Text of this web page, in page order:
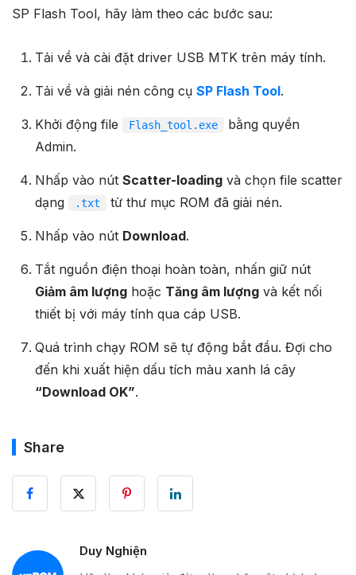
SP Flash Tool, hãy làm theo các bước sau:
Tải về và cài đặt driver USB MTK trên máy tính.
Tải về và giải nén công cụ SP Flash Tool.
Khởi động file Flash_tool.exe
bằng quyền
Admin.
Nhấp vào nút Scatter-loadingvà chọn file scatter
dạng
.txt từ thư mục ROM đã giải nén.
Nhấp vào nút Download.
Tắt nguồn điện thoại hoàn toàn, nhấn giữ nút
Giảm âm lượnghoặc Tăng âm lượngvà kết nối
thiết bị với máy tính qua cáp USB.
Quá trình chạy ROM sẽ tự động bắt đầu. Đợi cho
đến khi xuất hiện dấu tích màu xanh lá cây
“Download OK”.
Share
Duy Nghiện